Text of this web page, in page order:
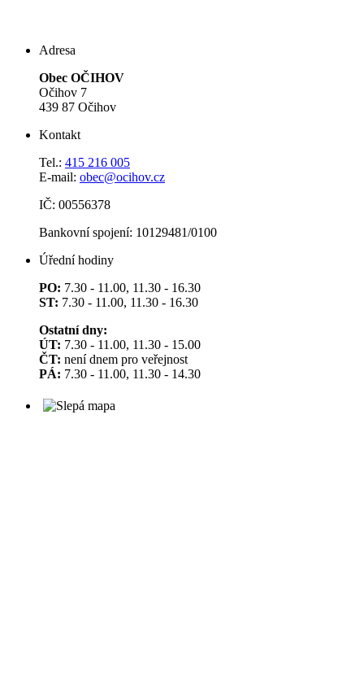
Adresa
Obec OČIHOV
Očihov 7
439 87 Očihov
Kontakt
Tel.: 415 216 005
E-mail: obec@ocihov.cz
IČ: 00556378
Bankovní spojení: 10129481/0100
Úřední hodiny
PO: 7.30 - 11.00, 11.30 - 16.30
ST: 7.30 - 11.00, 11.30 - 16.30
Ostatní dny:
ÚT: 7.30 - 11.00, 11.30 - 15.00
ČT: není dnem pro veřejnost
PÁ: 7.30 - 11.00, 11.30 - 14.30